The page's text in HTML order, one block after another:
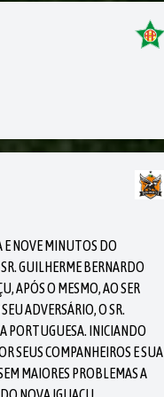
E NOVE MINUTOS DO
GUILHERME BERNARDO
APÓS O MESMO, AO SER
ADVERSÁRIO, O SR.
PORTUGUESA. INICIANDO
SEUS COMPANHEIROS E SUA
MAIORES PROBLEMAS A